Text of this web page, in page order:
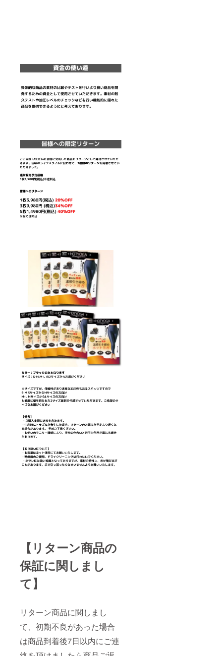
【リターン商品の
保証に関しまし
て】
リターン商品に関しまし
て、初期不良があった場合
は商品到着後7日以内にご連